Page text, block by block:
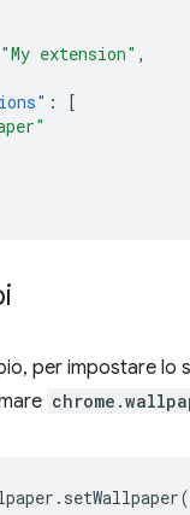
"My extension" ,
:
[
per impostare lo
. setWallpaper(